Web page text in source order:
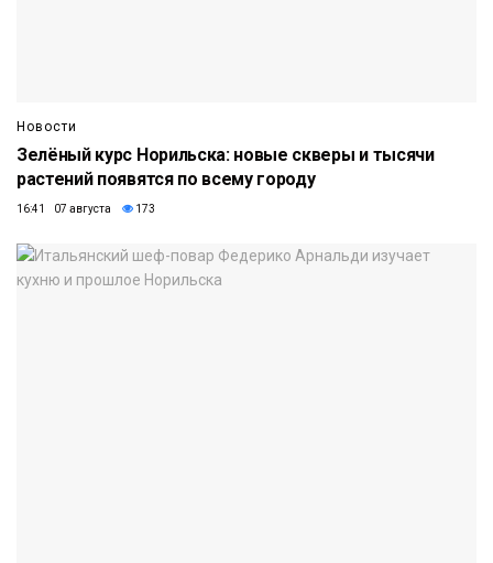
Новости
Зелёный курс Норильска: новые скверы и тысячи
растений появятся по всему городу
16:41 07 августа 173